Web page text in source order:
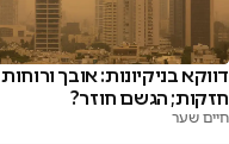
דווקא בניקיונות: אובך ורוחות
חזקות; הגשם חוזר?
חיים שער